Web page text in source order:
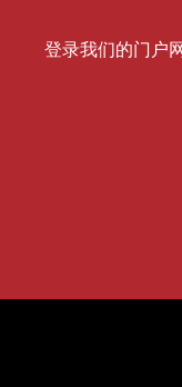
登录我们的门户